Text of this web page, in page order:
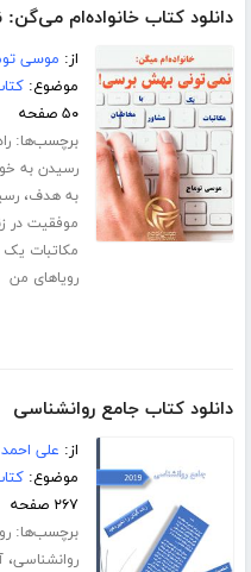
دانلود کتاب خانواده‌ام
از: موسی
موضوع:
۵۰ صفحه
برچسب‌ها:
رسیدن به
به هدف،
موفقیت در
مکاتبات یک
رویاهای من
دانلود کتاب جامع روانشناسی
از: علی احمد
موضوع:
۲۶۷ صفحه
برچسب‌ها:
روانشناسی،